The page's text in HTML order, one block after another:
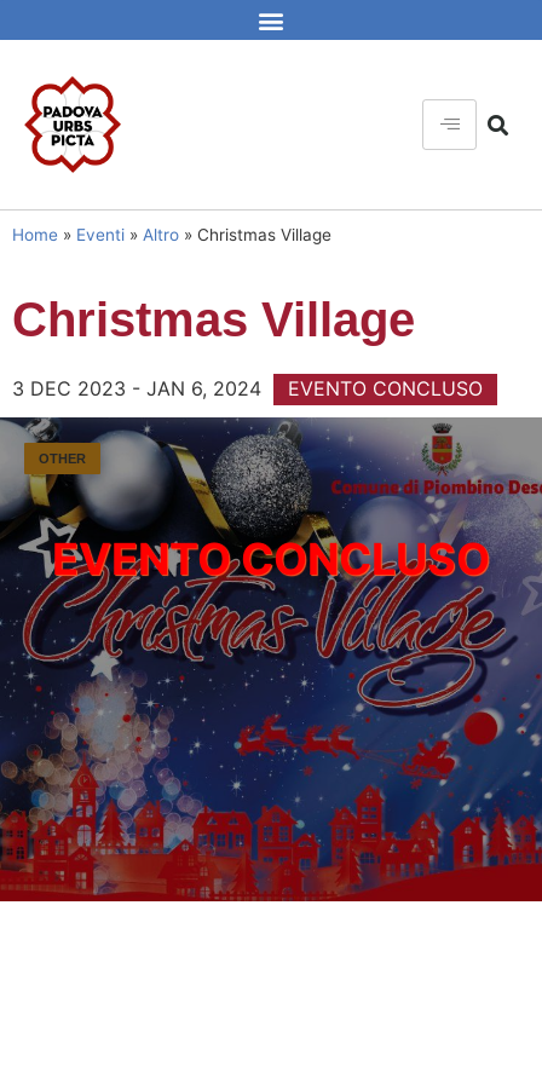
Home » Eventi » Altro » Christmas Village
Christmas Village
3 DEC 2023 - JAN 6, 2024 EVENTO CONCLUSO
OTHER